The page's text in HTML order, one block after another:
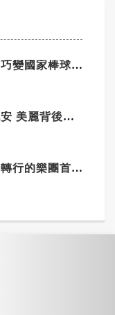
以戲曲為本 舞旦傲骨巧變國家棒球啦啦隊
【獨家】單身辣媽林倪安 美麗背後有天使秘密
【獨家】曾被醫生建議轉行的樂團首席